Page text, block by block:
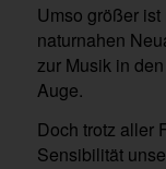
Umso größer
naturnahen
zur Musik in
Auge.
Doch trotz aller
Sensibilität